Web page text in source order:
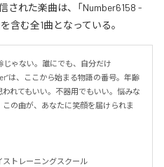
れた楽曲は、「Number6158 -
含む全1曲となっている。
じゃない。誰にでも、自分だけ
は、ここから始まる物語の番号。年齢
れてもいい。不器用でもいい。悩みな
の曲が、あなたに笑顔を届けられま
トレーニングスクール